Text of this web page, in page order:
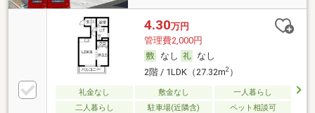
4.30万円
管理費2,000円
なし
なし
2階 / 1LDK（27.32m2）
礼金なし 敷金なし
一人暮らし
二人暮らし
駐車場(近隣含) ペット相談可